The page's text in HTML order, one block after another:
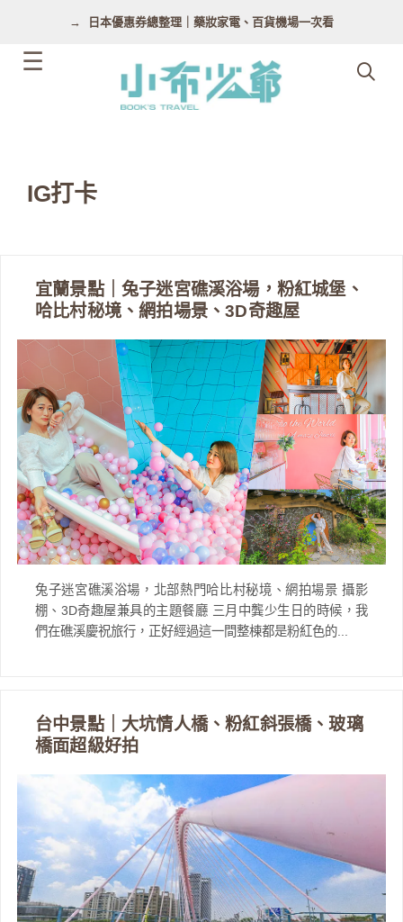
日本優惠券總整理｜藥妝家電、百貨機場一次看
IG打卡
宜蘭景點｜兔子迷宮礁溪浴場，粉紅城堡、
哈比村秘境、網拍場景、3D奇趣屋
兔子迷宮礁溪浴場，北部熱門哈比村秘境、網拍場景 攝影
棚、3D奇趣屋兼具的主題餐廳 三月中龔少生日的時候，我
們在礁溪慶祝旅行，正好經過這一間整棟都是粉紅色的...
台中景點｜大坑情人橋、粉紅斜張橋、玻璃
橋面超級好拍